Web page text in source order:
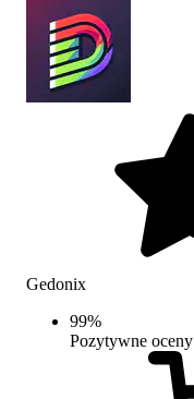
Gedonix
99%
Pozytywne oceny